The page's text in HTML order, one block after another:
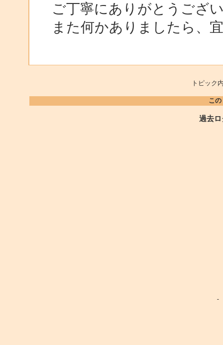
ご丁寧にありがとうござ
また何かありましたら、
トピッ
こ
過去